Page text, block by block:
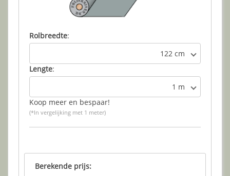
Rolbreedte:
122 cm
Lengte:
1 m
Koop meer en bespaar!
(*In vergelijking met 1 meter)
Berekende prijs: